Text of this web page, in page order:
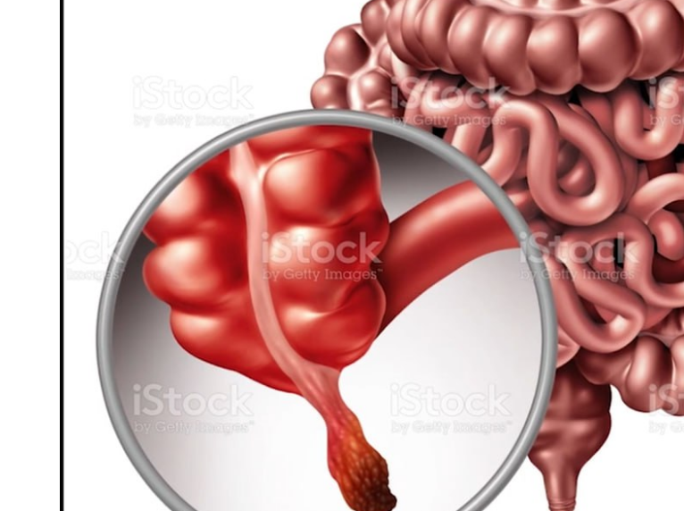
የቤኒን የዲጂታል ትራንስፎርሜሽን እና ኢኖቬሽን
ሚኒስትር ማሁና አክፕሎጋን የኢፌዴሪ መሶብ
አገልግሎትን ጎበኙ
August 5, 2026
2ኛው የአዲስ ሚዲያ ኔትዎርክ አመራሮች እና
ሠራተኞች ስፖርት ፌስቲቫል በቴሌቪዥን ዘርፍ
August 1, 2026
ተቃውሞ የበዛበት የፊፋ አዲሱ
July 30, 2026
አዲስ ሚዲያ
ትርክትን በማረም
ሃላፊነቱን እየተወጣ
AmnAdmin